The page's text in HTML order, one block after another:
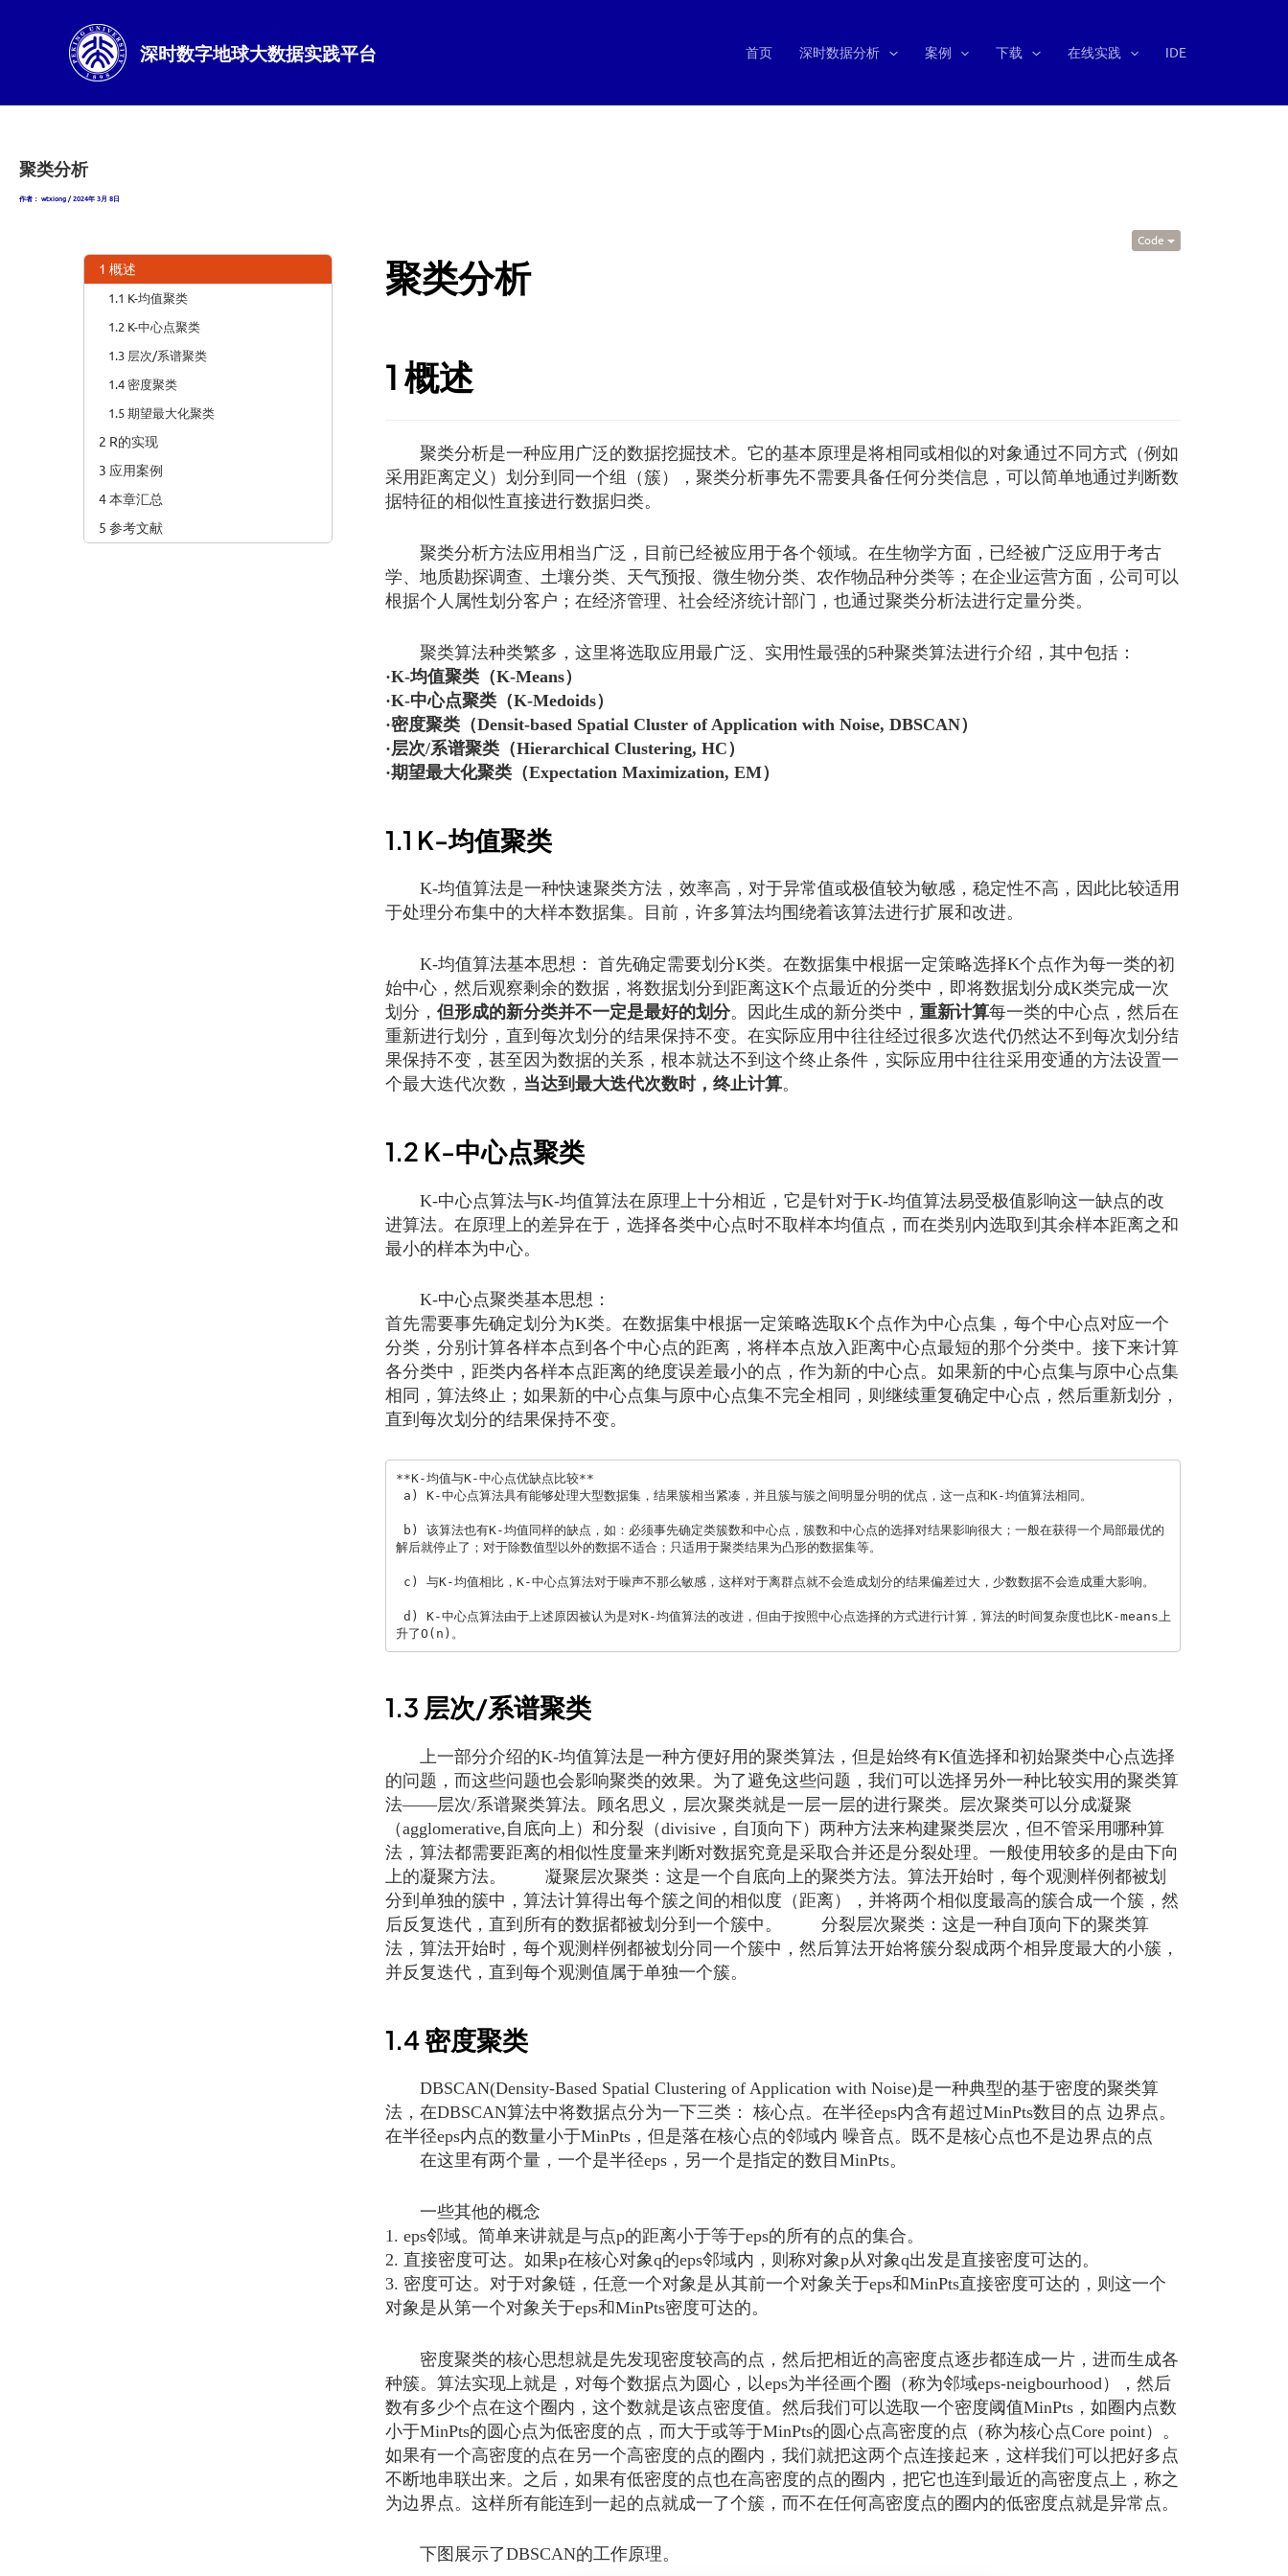
深时数字地球大数据实践平台 首页 深时数据分析 案例 下载 在线实践 IDE
聚类分析
作者： wtxiong / 2024年 3月 8日
1 概述
1.1 K-均值聚类
1.2 K-中心点聚类
1.3 层次/系谱聚类
1.4 密度聚类
1.5 期望最大化聚类
2 R的实现
3 应用案例
4 本章汇总
5 参考文献
Code
聚类分析
1概述
聚类分析是一种应用广泛的数据挖掘技术。它的基本原理是将相同或相似的对象通过不同方式（例如
采用距离定义）划分到同一个组（簇），聚类分析事先不需要具备任何分类信息，可以简单地通过判断数
据特征的相似性直接进行数据归类。
聚类分析方法应用相当广泛，目前已经被应用于各个领域。在生物学方面，已经被广泛应用于考古
学、地质勘探调查、土壤分类、天气预报、微生物分类、农作物品种分类等；在企业运营方面，公司可以
根据个人属性划分客户；在经济管理、社会经济统计部门，也通过聚类分析法进行定量分类。
聚类算法种类繁多，这里将选取应用最广泛、实用性最强的5种聚类算法进行介绍，其中包括：
·K-均值聚类（K-Means）
·K-中心点聚类（K-Medoids）
·密度聚类（Densit-based Spatial Cluster of Application with Noise, DBSCAN）
·层次/系谱聚类（Hierarchical Clustering, HC）
·期望最大化聚类（Expectation Maximization, EM）
1.1 K-均值聚类
K-均值算法是一种快速聚类方法，效率高，对于异常值或极值较为敏感，稳定性不高，因此比较适用
于处理分布集中的大样本数据集。目前，许多算法均围绕着该算法进行扩展和改进。
K-均值算法基本思想： 首先确定需要划分K类。在数据集中根据一定策略选择K个点作为每一类的初
始中心，然后观察剩余的数据，将数据划分到距离这K个点最近的分类中，即将数据划分成K类完成一次
划分， 但形成的新分类并不一定是最好的划分。因此生成的新分类中， 重新计算每一类的中心点，然后在
重新进行划分，直到每次划分的结果保持不变。在实际应用中往往经过很多次迭代仍然达不到每次划分结
果保持不变，甚至因为数据的关系，根本就达不到这个终止条件，实际应用中往往采用变通的方法设置一
个最大迭代次数， 当达到最大迭代次数时，终止计算。
1.2 K-中心点聚类
K-中心点算法与K-均值算法在原理上十分相近，它是针对于K-均值算法易受极值影响这一缺点的改
进算法。在原理上的差异在于，选择各类中心点时不取样本均值点，而在类别内选取到其余样本距离之和
最小的样本为中心。
K-中心点聚类基本思想：
首先需要事先确定划分为K类。在数据集中根据一定策略选取K个点作为中心点集，每个中心点对应一个
分类，分别计算各样本点到各个中心点的距离，将样本点放入距离中心点最短的那个分类中。接下来计算
各分类中，距类内各样本点距离的绝度误差最小的点，作为新的中心点。如果新的中心点集与原中心点集
相同，算法终止；如果新的中心点集与原中心点集不完全相同，则继续重复确定中心点，然后重新划分，
直到每次划分的结果保持不变。
**K-均值与K-中心点优缺点比较**
解后就停止了；对于除数值型以外的数据不适合；只适用于聚类结果为凸形的数据集等。
升了O(n)。
1.3 层次/系谱聚类
上一部分介绍的K-均值算法是一种方便好用的聚类算法，但是始终有K值选择和初始聚类中心点选择
的问题，而这些问题也会影响聚类的效果。为了避免这些问题，我们可以选择另外一种比较实用的聚类算
法——层次/系谱聚类算法。顾名思义，层次聚类就是一层一层的进行聚类。层次聚类可以分成凝聚
（agglomerative,自底向上）和分裂（divisive，自顶向下）两种方法来构建聚类层次，但不管采用哪种算
法，算法都需要距离的相似性度量来判断对数据究竟是采取合并还是分裂处理。一般使用较多的是由下向
上的凝聚方法。 凝聚层次聚类：这是一个自底向上的聚类方法。算法开始时，每个观测样例都被划
分到单独的簇中，算法计算得出每个簇之间的相似度（距离），并将两个相似度最高的簇合成一个簇，然
后反复迭代，直到所有的数据都被划分到一个簇中。 分裂层次聚类：这是一种自顶向下的聚类算
法，算法开始时，每个观测样例都被划分同一个簇中，然后算法开始将簇分裂成两个相异度最大的小簇，
并反复迭代，直到每个观测值属于单独一个簇。
1.4密度聚类
DBSCAN(Density-Based Spatial Clustering of Application with Noise)是一种典型的基于密度的聚类算
法，在DBSCAN算法中将数据点分为一下三类： 核心点。在半径eps内含有超过MinPts数目的点 边界点。
在半径eps内点的数量小于MinPts，但是落在核心点的邻域内 噪音点。既不是核心点也不是边界点的点
在这里有两个量，一个是半径eps，另一个是指定的数目MinPts。
一些其他的概念
1. eps邻域。简单来讲就是与点p的距离小于等于eps的所有的点的集合。
2. 直接密度可达。如果p在核心对象q的eps邻域内，则称对象p从对象q出发是直接密度可达的。
3. 密度可达。对于对象链，任意一个对象是从其前一个对象关于eps和MinPts直接密度可达的，则这一个
对象是从第一个对象关于eps和MinPts密度可达的。
密度聚类的核心思想就是先发现密度较高的点，然后把相近的高密度点逐步都连成一片，进而生成各
种簇。算法实现上就是，对每个数据点为圆心，以eps为半径画个圈（称为邻域eps-neigbourhood），然后
数有多少个点在这个圈内，这个数就是该点密度值。然后我们可以选取一个密度阈值MinPts，如圈内点数
小于MinPts的圆心点为低密度的点，而大于或等于MinPts的圆心点高密度的点（称为核心点Core point）。
如果有一个高密度的点在另一个高密度的点的圈内，我们就把这两个点连接起来，这样我们可以把好多点
不断地串联出来。之后，如果有低密度的点也在高密度的点的圈内，把它也连到最近的高密度点上，称之
为边界点。这样所有能连到一起的点就成一了个簇，而不在任何高密度点的圈内的低密度点就是异常点。
下图展示了DBSCAN的工作原理。